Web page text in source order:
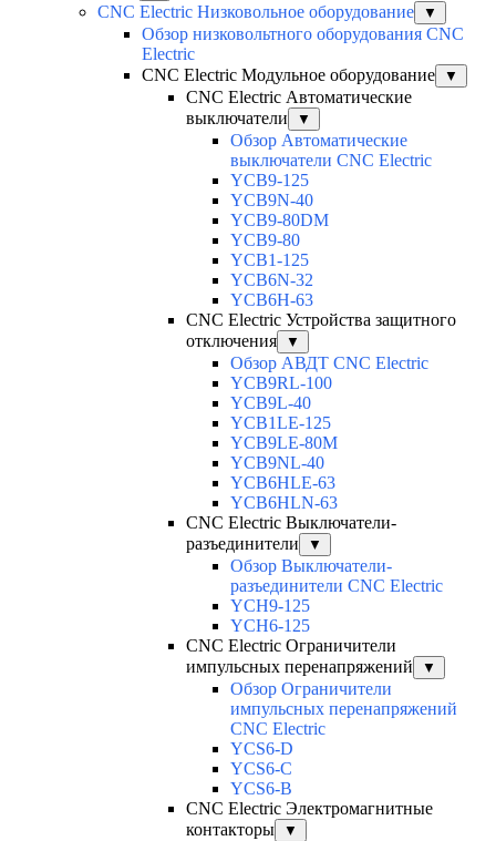
CNC Electric Низковольное оборудование ▼
Обзор низковольтного оборудования CNC
Electric
CNC Electric Модульное оборудование
▼
CNC Electric Автоматические
выключатели
▼
Обзор Автоматические
выключатели CNC Electric
YCB9-125
YCB9N-40
YCB9-80DM
YCB9-80
YCB1-125
YCB6N-32
YCB6H-63
CNC Electric Устройства защитного
отключения
▼
Обзор АВДТ CNC Electric
YCB9RL-100
YCB9L-40
YCB1LE-125
YCB9LE-80M
YCB9NL-40
YCB6HLE-63
YCB6HLN-63
CNC Electric Выключатели-
разъединители
▼
Обзор Выключатели-
разъединители CNC Electric
YCH9-125
YCH6-125
CNC Electric Ограничители
импульсных перенапряжений
▼
Обзор Ограничители
импульсных перенапряжений
CNC Electric
YCS6-D
YCS6-C
YCS6-B
CNC Electric Электромагнитные
контакторы
▼